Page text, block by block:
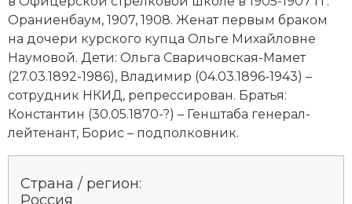
Ораниенбаум, 1907, 1908. Женат первым браком
на дочери курского купца Ольге Михайловне
Наумовой. Дети: Ольга Сваричовская-Мамет
(27.03.1892-1986), Владимир (04.03.1896-1943) –
сотрудник НКИД, репрессирован. Братья:
Константин (30.05.1870-?) – Генштаба генерал-
лейтенант, Борис – подполковник.
Страна / регион:
Россия